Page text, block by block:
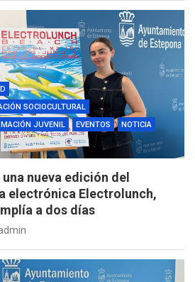
SOCIOCULTURAL
JUVENIL
EVENTOS
NOTICIA
nueva edición del
electrónica Electrolunch,
a dos días